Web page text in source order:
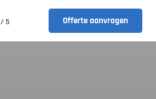
/5 Offerte aanvragen